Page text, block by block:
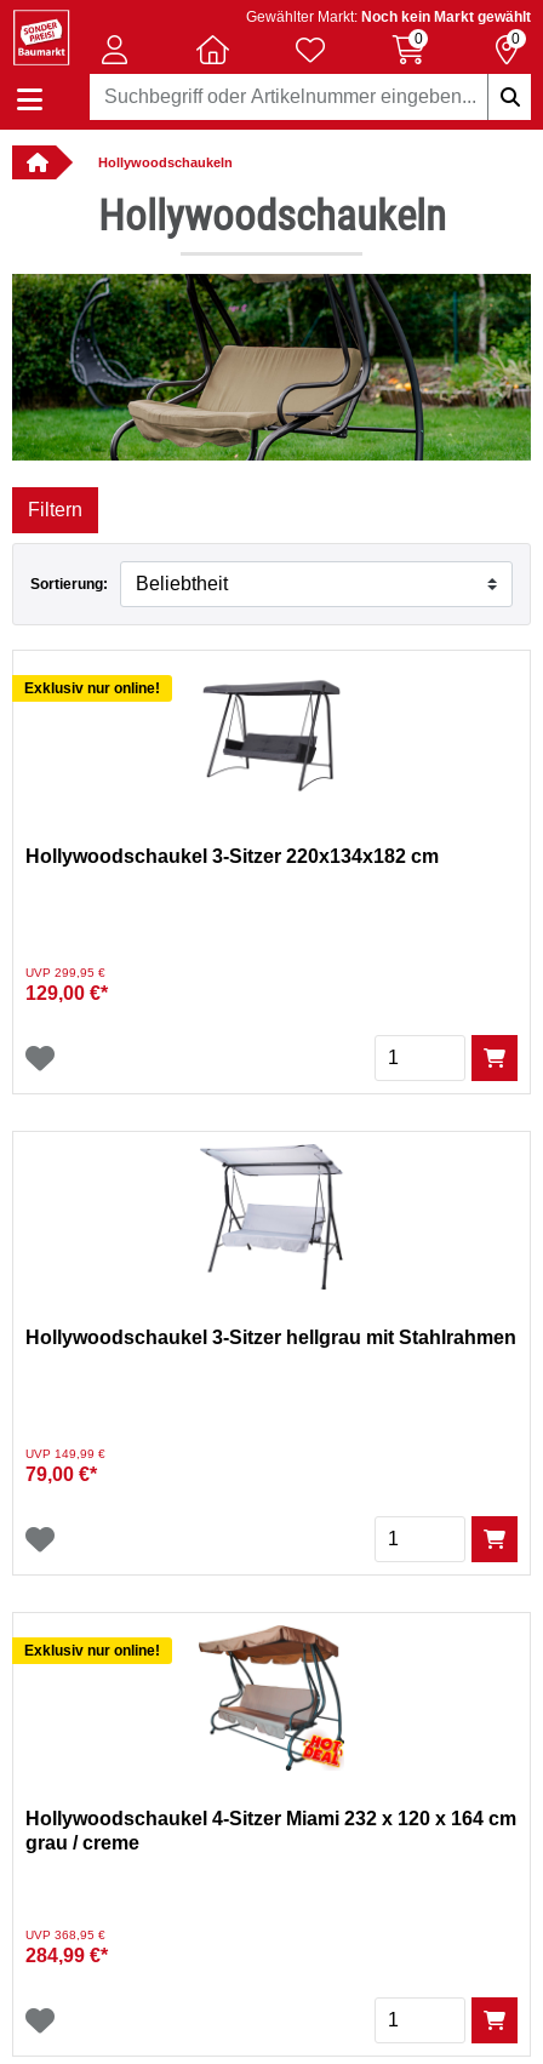
Gewählter Markt: Noch kein Markt gewählt
0
0
Hollywoodschaukeln
Hollywoodschaukeln
Filtern
Sortierung:
Exklusiv nur online!
Hollywoodschaukel 3-Sitzer 220x134x182 cm
Preis reduziert von
UVP 299,95 €auf
129,00 €*
Menge
Hollywoodschaukel 3-Sitzer hellgrau mit Stahlrahmen
Preis reduziert von
UVP 149,99 €auf
79,00 €*
Menge
Exklusiv nur online!
Hollywoodschaukel 4-Sitzer Miami 232 x 120 x 164 cm
grau / creme
Preis reduziert von
UVP 368,95 €auf
284,99 €*
Menge